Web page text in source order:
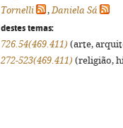
Tornelli
,Daniela Sá
destes temas:
726.54(469.411) (arte,
272-523(469.411) (religião,